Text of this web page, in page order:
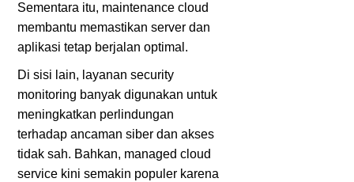
Sementara itu, maintenance cloud
membantu memastikan server dan
aplikasi tetap berjalan optimal.
Di sisi lain, layanan security
monitoring banyak digunakan untuk
meningkatkan perlindungan
terhadap ancaman siber dan akses
tidak sah. Bahkan, managed cloud
service kini semakin populer karena